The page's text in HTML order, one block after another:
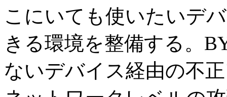
こにいても使いたいデ
きる環境を整備する。
ないデバイス経由の不